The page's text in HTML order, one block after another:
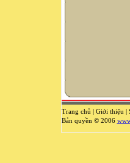
Trang chủ | Giới thiệu |
Bản quyền © 2006